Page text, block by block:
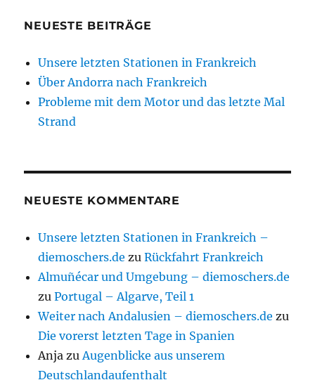
NEUESTE BEITRÄGE
Unsere letzten Stationen in Frankreich
Über Andorra nach Frankreich
Probleme mit dem Motor und das letzte Mal
Strand
NEUESTE KOMMENTARE
Unsere letzten Stationen in Frankreich –
diemoschers.de zuRückfahrt Frankreich
Almuñécar und Umgebung – diemoschers.de
zuPortugal – Algarve, Teil 1
Weiter nach Andalusien – diemoschers.de zu
Die vorerst letzten Tage in Spanien
Anja zuAugenblicke aus unserem
Deutschlandaufenthalt